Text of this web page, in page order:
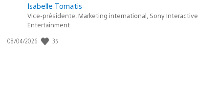
Isabelle Tomatis
Vice-présidente, Marketing international, Sony Interactive
Entertainment
Date
08/04/2026 35